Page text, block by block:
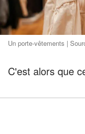
Un porte-vêtements |
C'est alors que